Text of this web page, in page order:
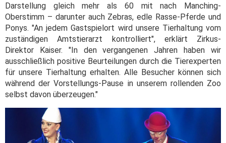
Darstellung gleich mehr als 60 mit nach Manching-
Oberstimm – darunter auch Zebras, edle Rasse-Pferde und
Ponys. "An jedem Gastspielort wird unsere Tierhaltung vom
zuständigen Amtstierarzt kontrolliert", erklärt Zirkus-
Direktor Kaiser. "In den vergangenen Jahren haben wir
ausschließlich positive Beurteilungen durch die Tierexperten
für unsere Tierhaltung erhalten. Alle Besucher können sich
während der Vorstellungs-Pause in unserem rollenden Zoo
selbst davon überzeugen."